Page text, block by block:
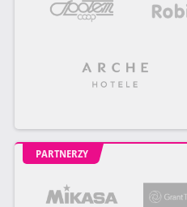
PARTNERZY